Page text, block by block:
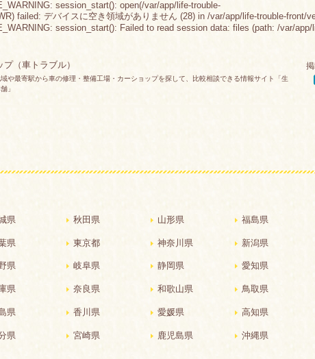
session_start(): open(/var/app/life-trouble-
failed: デバイスに空き領域がありません (28) in /var/app/life-trouble-
session_start(): Failed to read session data: files (path: /var/
（車トラブル）
や最寄駅から車の修理・整備工場・カーショップを探して、比較相談できる情報サイト「生
」
県 秋田県 山形県 福島県
県 東京都 神奈川県 新潟県
県 岐阜県 静岡県 愛知県
県 奈良県 和歌山県 鳥取県
県 香川県 愛媛県 高知県
県 宮崎県 鹿児島県 沖縄県